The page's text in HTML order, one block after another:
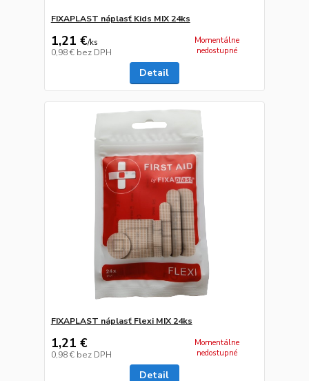
FIXAPLAST náplasť Kids MIX 24ks
1,21 €/ks
0,98 € bez DPH
Momentálne
nedostupné
Detail
FIXAPLAST náplasť Flexi MIX 24ks
1,21 €
0,98 € bez DPH
Momentálne
nedostupné
Detail